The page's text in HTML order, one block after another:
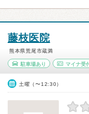
藤枝医院
熊本県荒尾市蔵満
駐車場あり マイナ受
土曜（〜12:30）